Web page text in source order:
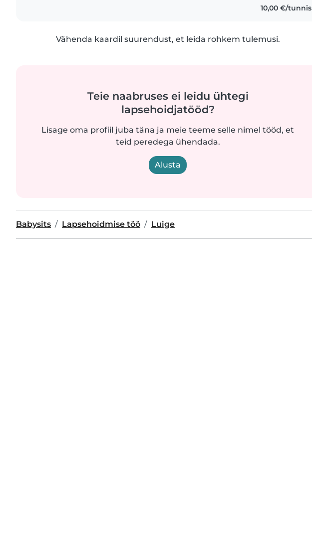
10,00 €/tunnis
Vähenda kaardil suurendust, et leida rohkem tulemusi.
Teie naabruses ei leidu ühtegi
lapsehoidjatööd?
Lisage oma profiil juba täna ja meie teeme selle nimel tööd, et
teid peredega ühendada.
Alusta
Babysits Lapsehoidmise töö Luige